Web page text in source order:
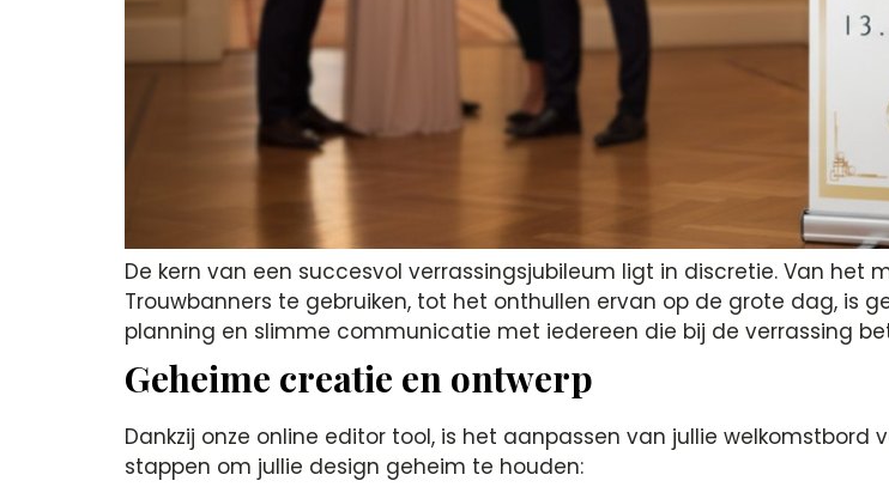
De kern van een succesvol verrassingsjubileum ligt in discretie. Van
Trouwbanners te gebruiken, tot het onthullen ervan op de grote dag, is
planning en slimme communicatie met iedereen die bij de verrassing
Geheime creatie en ontwerp
Dankzij onze online editor tool, is het aanpassen van jullie welkomstbord
stappen om jullie design geheim te houden: